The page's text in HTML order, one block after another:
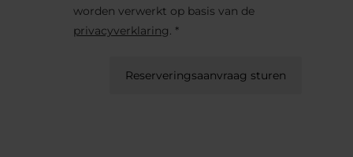
worden verwerkt op basis van de
privacyverklaring . *
Reserveringsaanvraag sturen